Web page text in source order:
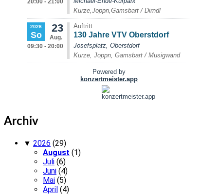
Archiv
▼ 2026 (29)
August (1)
Juli (6)
Juni (4)
Mai (5)
April (4)